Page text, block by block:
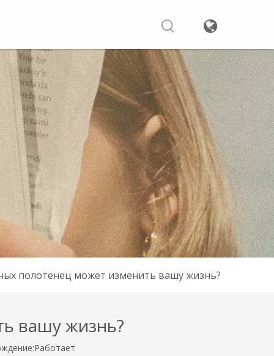
полотенец может изменить вашу жизнь?
вашу жизнь?
Работает